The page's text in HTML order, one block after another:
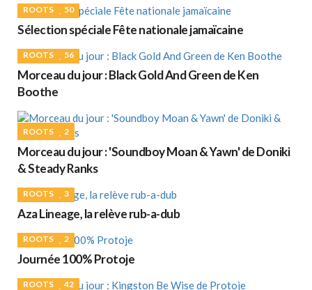
ROOTS 50
Sélection spéciale Fête nationale jamaïcaine
ROOTS 56
Morceau du jour : Black Gold And Green de Ken
Boothe
ROOTS 2
Morceau du jour : 'Soundboy Moan & Yawn' de Doniki
& Steady Ranks
ROOTS 3
Aza Lineage, la relève rub-a-dub
ROOTS 2
Journée 100% Protoje
ROOTS 42